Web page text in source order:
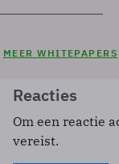
MEER WHITEPAPERS
Reacties
Om een reactie
vereist.